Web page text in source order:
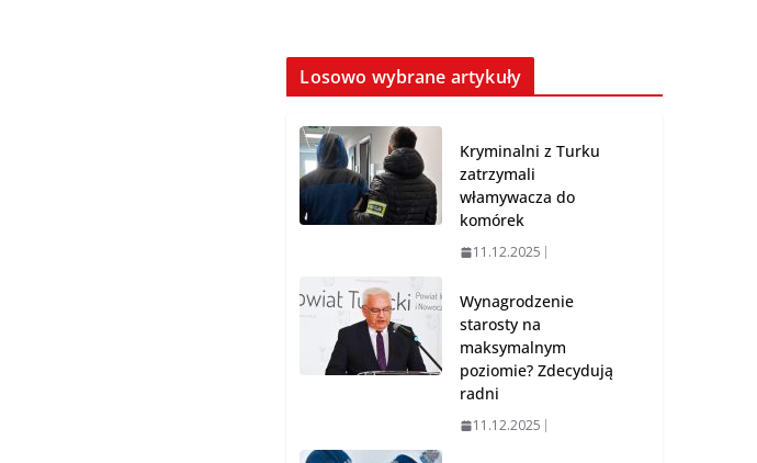
miejsce trudno uznać
za sukces
Losowo wybrane artykuły
Kryminalni z Turku
zatrzymali
włamywacza do
komórek
11.12.2025
Wynagrodzenie
starosty na
maksymalnym
poziomie? Zdecydują
radni
11.12.2025